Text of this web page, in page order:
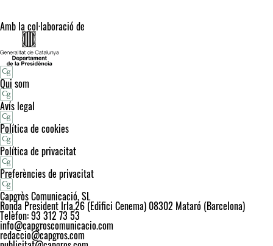
Amb la col·laboració de
Qui som
Avís legal
Política de cookies
Política de privacitat
Preferències de privacitat
Capgròs Comunicació, SL
Ronda President Irla,26 (Edifici Cenema) 08302 Mataró (Barcelona)
Telèfon: 93 312 73 53
info@capgroscomunicacio.com
redaccio@capgros.com